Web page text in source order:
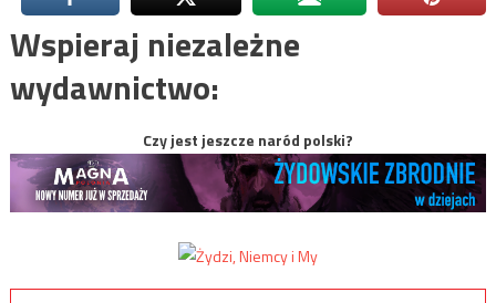
Wspieraj niezależne
wydawnictwo:
Czy jest jeszcze naród polski?